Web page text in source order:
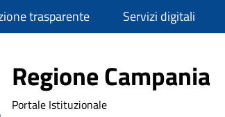
trasparente Servizi digitali
Regione
Regione Campania
Portale Istituzionale